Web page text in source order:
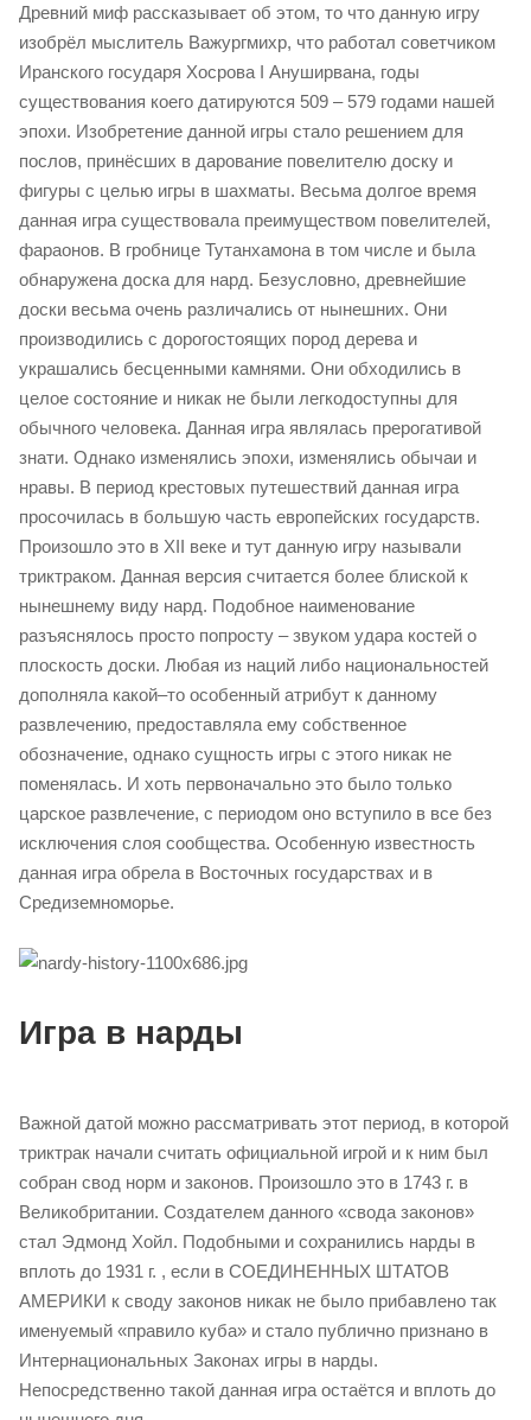
Древний миф рассказывает об этом, то что данную игру
изобрёл мыслитель Важургмихр, что работал советчиком
Иранского государя Хосрова I Ануширвана, годы
существования коего датируются 509 – 579 годами нашей
эпохи. Изобретение данной игры стало решением для
послов, принёсших в дарование повелителю доску и
фигуры с целью игры в шахматы. Весьма долгое время
данная игра существовала преимуществом повелителей,
фараонов. В гробнице Тутанхамона в том числе и была
обнаружена доска для нард. Безусловно, древнейшие
доски весьма очень различались от нынешних. Они
производились с дорогостоящих пород дерева и
украшались бесценными камнями. Они обходились в
целое состояние и никак не были легкодоступны для
обычного человека. Данная игра являлась прерогативой
знати. Однако изменялись эпохи, изменялись обычаи и
нравы. В период крестовых путешествий данная игра
просочилась в большую часть европейских государств.
Произошло это в XII веке и тут данную игру называли
триктраком. Данная версия считается более блиской к
нынешнему виду нард. Подобное наименование
разъяснялось просто попросту – звуком удара костей о
плоскость доски. Любая из наций либо национальностей
дополняла какой–то особенный атрибут к данному
развлечению, предоставляла ему собственное
обозначение, однако сущность игры с этого никак не
поменялась. И хоть первоначально это было только
царское развлечение, с периодом оно вступило в все без
исключения слоя сообщества. Особенную известность
данная игра обрела в Восточных государствах и в
Средиземноморье.
Игра в нарды
Важной датой можно рассматривать этот период, в которой
триктрак начали считать официальной игрой и к ним был
собран свод норм и законов. Произошло это в 1743 г. в
Великобритании. Создателем данного «свода законов»
стал Эдмонд Хойл. Подобными и сохранились нарды в
вплоть до 1931 г. , если в СОЕДИНЕННЫХ ШТАТОВ
АМЕРИКИ к своду законов никак не было прибавлено так
именуемый «правило куба» и стало публично признано в
Интернациональных Законах игры в нарды.
Непосредственно такой данная игра остаётся и вплоть до